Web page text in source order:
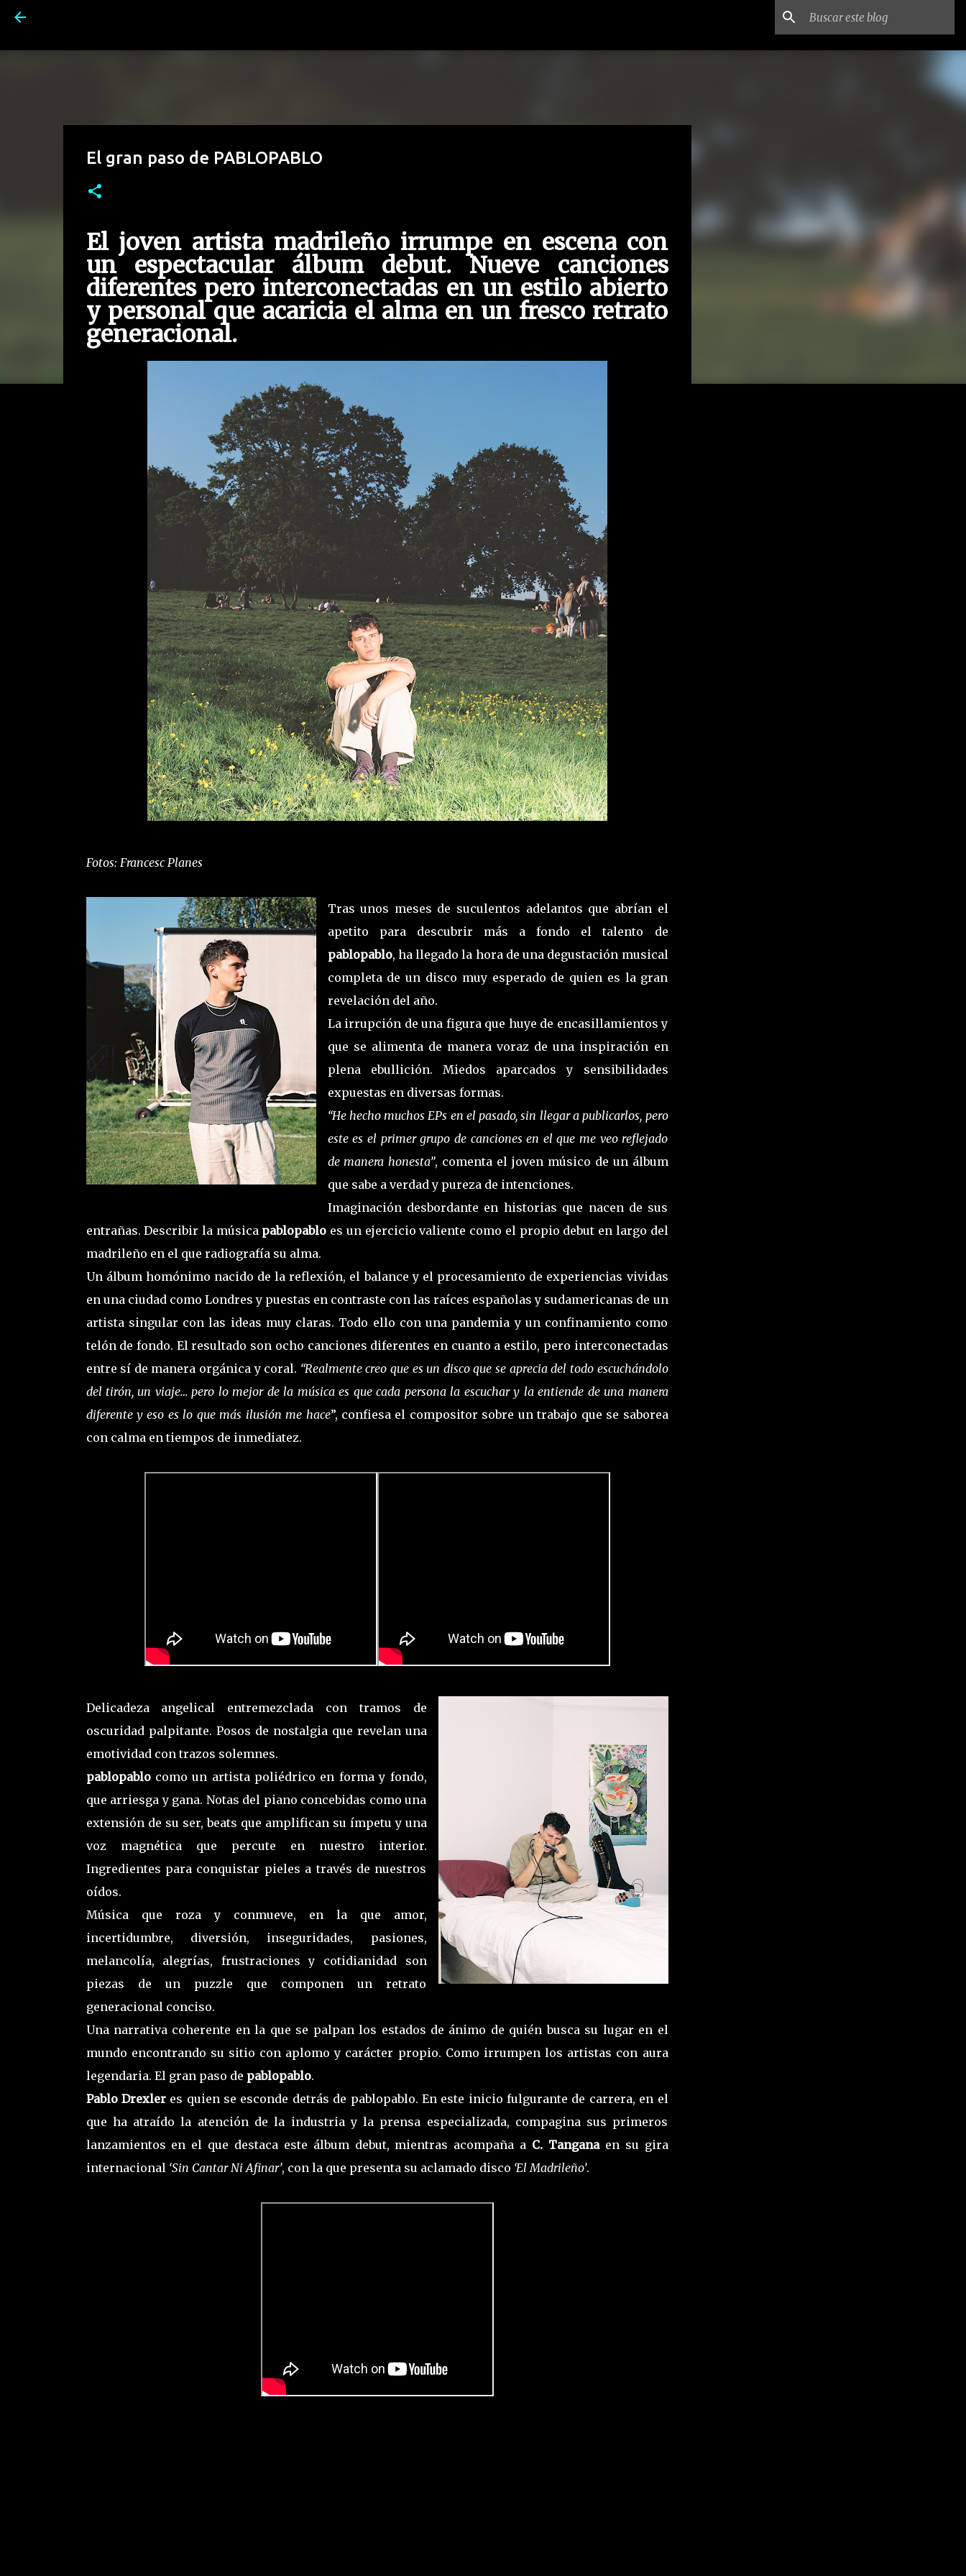
El gran paso de PABLOPABLO
El joven artista madrileño irrumpe en escena con
un espectacular álbum debut. Nueve canciones
diferentes pero interconectadas en un estilo abierto
y personal que acaricia el alma en un fresco retrato
generacional.
Fotos: Francesc Planes
Tras unos meses de suculentos adelantos que abrían el
apetito para descubrir más a fondo el talento de
pablopablo, ha llegado la hora de una degustación musical
completa de un disco muy esperado de quien es la gran
revelación del año.
La irrupción de una figura que huye de encasillamientos y
que se alimenta de manera voraz de una inspiración en
plena ebullición. Miedos aparcados y sensibilidades
expuestas en diversas formas.
“He hecho muchos EPs en el pasado, sin llegar a publicarlos, pero
este es el primer grupo de canciones en el que me veo reflejado
de manera honesta”, comenta el joven músico de un álbum
que sabe a verdad y pureza de intenciones.
Imaginación desbordante en historias que nacen de sus
entrañas. Describir la música pablopablo es un ejercicio valiente como el propio debut en largo del
madrileño en el que radiografía su alma.
Un álbum homónimo nacido de la reflexión, el balance y el procesamiento de experiencias vividas
en una ciudad como Londres y puestas en contraste con las raíces españolas y sudamericanas de un
artista singular con las ideas muy claras. Todo ello con una pandemia y un confinamiento como
telón de fondo. El resultado son ocho canciones diferentes en cuanto a estilo, pero interconectadas
entre sí de manera orgánica y coral. “Realmente creo que es un disco que se aprecia del todo escuchándolo
del tirón, un viaje… pero lo mejor de la música es que cada persona la escuchar y la entiende de una manera
diferente y eso es lo que más ilusión me hace”, confiesa el compositor sobre un trabajo que se saborea
con calma en tiempos de inmediatez.
Delicadeza angelical entremezclada con tramos de
oscuridad palpitante. Posos de nostalgia que revelan una
emotividad con trazos solemnes.
pablopablo como un artista poliédrico en forma y fondo,
que arriesga y gana. Notas del piano concebidas como una
extensión de su ser, beats que amplifican su ímpetu y una
voz magnética que percute en nuestro interior.
Ingredientes para conquistar pieles a través de nuestros
oídos.
Música que roza y conmueve, en la que amor,
incertidumbre, diversión, inseguridades, pasiones,
melancolía, alegrías, frustraciones y cotidianidad son
piezas de un puzzle que componen un retrato
generacional conciso.
Una narrativa coherente en la que se palpan los estados de ánimo de quién busca su lugar en el
mundo encontrando su sitio con aplomo y carácter propio. Como irrumpen los artistas con aura
legendaria. El gran paso de pablopablo.
Pablo Drexleres quien se esconde detrás de pablopablo. En este inicio fulgurante de carrera, en el
que ha atraído la atención de la industria y la prensa especializada, compagina sus primeros
lanzamientos en el que destaca este álbum debut, mientras acompaña a C. Tangana en su gira
internacional ‘Sin Cantar Ni Afinar’, con la que presenta su aclamado disco ‘El Madrileño’.